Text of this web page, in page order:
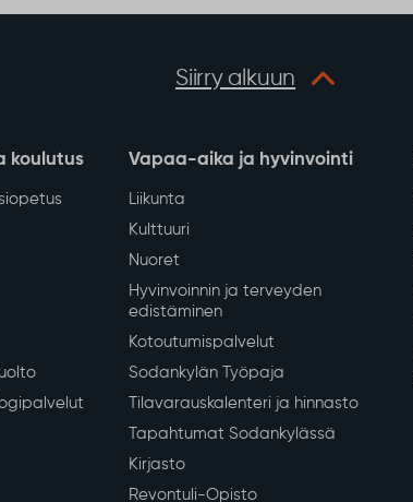
Siirry alkuun
koulutus Vapaa-aika ja hyvinvointi
Liikunta
Kulttuuri
Nuoret
Hyvinvoinnin ja terveyden
edistäminen
Kotoutumispalvelut
Sodankylän Työpaja
Tilavarauskalenteri ja hinnasto
Tapahtumat Sodankylässä
Kirjasto
Revontuli-Opisto